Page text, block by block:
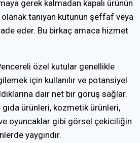
gerek kalmadan kapalı ürünün
olanak tanıyan kutunun şeffaf veya
eder. Bu birkaç amaca hizmet
özel kutular genellikle
için kullanılır ve potansiyel
dair net bir görüş sağlar.
ürünleri, kozmetik ürünleri,
oyuncaklar gibi görsel çekiciliğin
yaygındır.